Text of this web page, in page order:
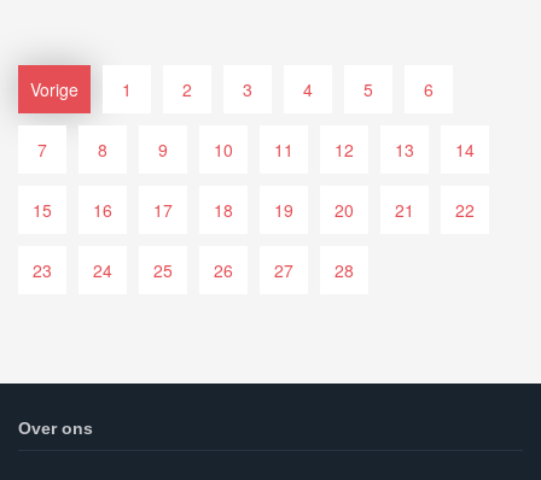
Vorige 1 2 3 4 5 6
7 8 9 10 11 12 13 14
15 16 17 18 19 20 21 22
23 24 25 26 27 28
Over ons